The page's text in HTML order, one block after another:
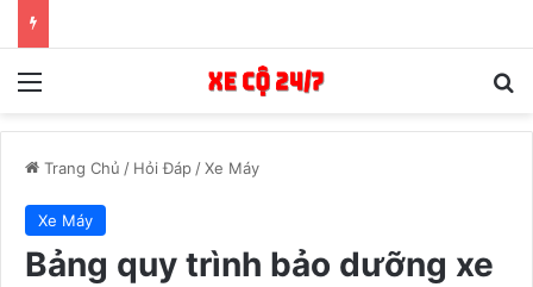
Menu
Trang Chủ / Hỏi Đáp /Xe Máy
Xe Máy
Bảng quy trình bảo dưỡng xe